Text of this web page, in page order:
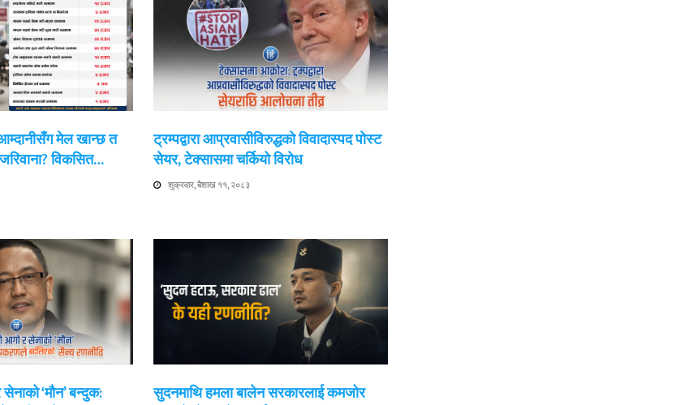
मेल खान्छ त
विकसित…
ट्रम्पद्वारा आप्रवासीविरुद्धको विवादास्पद पोस्ट
सेयर, टेक्सासमा चर्कियो विरोध
शुक्रवार, बैशाख ११, २०८३
‘मौन’ बन्दुक:
सुदनमाथि हमला बालेन सरकारलाई कमजोर